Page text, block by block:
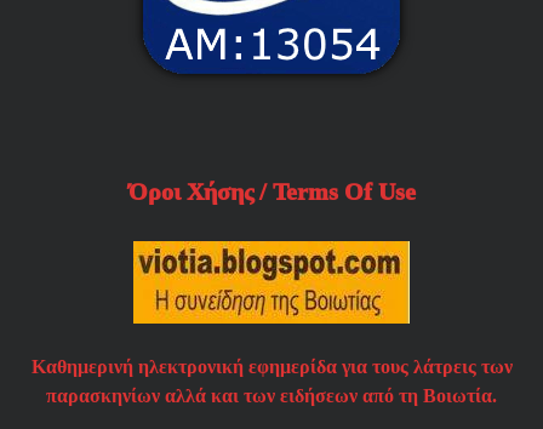
Όροι Χήσης / Terms Of Use
Καθημερινή ηλεκτρονική εφημερίδα για τους λάτρεις των
παρασκηνίων αλλά και των ειδήσεων από τη Βοιωτία.